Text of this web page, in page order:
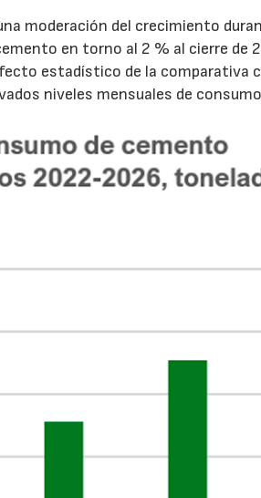
moderación del crecimiento
en torno al 2 % al cierre de
estadístico de la comparativa
niveles mensuales de